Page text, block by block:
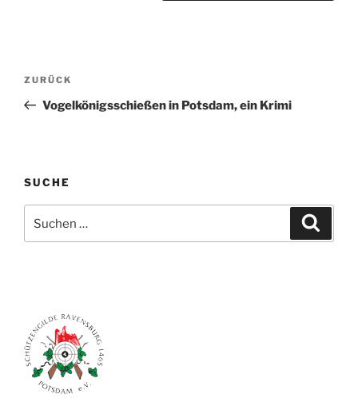
Beitragsnavigation
Vorheriger
Beitrag
ZURÜCK
Vogelkönigsschießen in Potsdam, ein Krimi
SUCHE
nach: